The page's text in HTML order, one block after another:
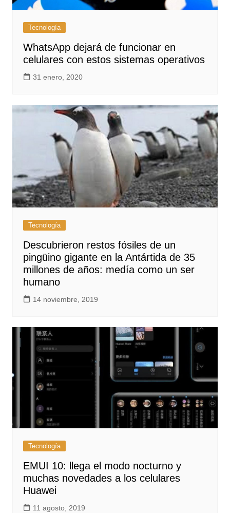
Tecnología
WhatsApp dejará de funcionar en
celulares con estos sistemas operativos
31 enero, 2020
Tecnología
Descubrieron restos fósiles de un
pingüino gigante en la Antártida de 35
millones de años: medía como un ser
humano
14 noviembre, 2019
Tecnología
EMUI 10: llega el modo nocturno y
muchas novedades a los celulares
Huawei
11 agosto, 2019